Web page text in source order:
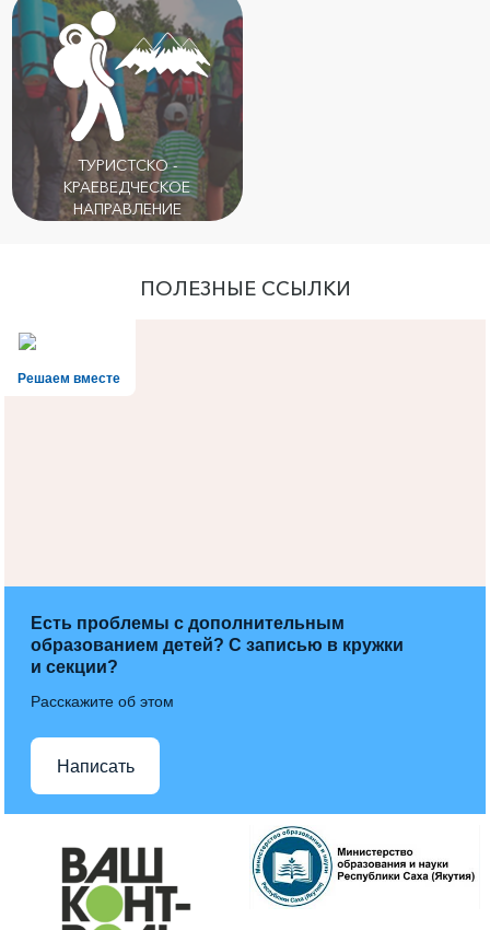
ТУРИСТСКО -
КРАЕВЕДЧЕСКОЕ
НАПРАВЛЕНИЕ
ПОЛЕЗНЫЕ ССЫЛКИ
Решаем вместе
Есть проблемы с дополнительным
образованием детей? С записью в кружки
и секции?
Расскажите об этом
Написать